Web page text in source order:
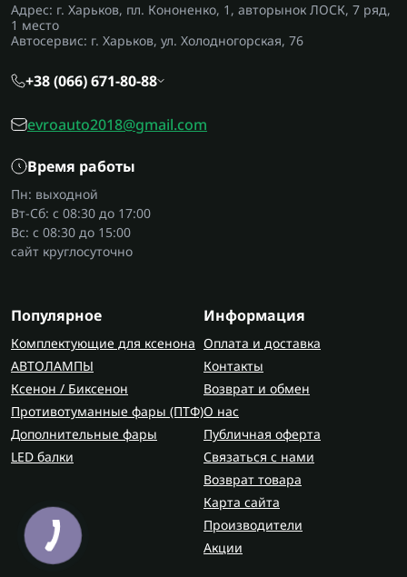
Адрес: г. Харьков, пл. Кононенко, 1, авторынок ЛОСК, 7 ряд,
1 место
Автосервис: г. Харьков, ул. Холодногорская, 76
+38 (066) 671-80-88
evroauto2018@gmail.com
Время работы
Пн: выходной
Вт-Сб: с 08:30 до 17:00
Вс: с 08:30 до 15:00
сайт круглосуточно
Популярное
Комплектующие для ксенона
АВТОЛАМПЫ
Ксенон / Биксенон
Противотуманные фары (ПТФ)
Дополнительные фары
LED балки
Информация
Оплата и доставка
Контакты
Возврат и обмен
О нас
Публичная оферта
Связаться с нами
Возврат товара
Карта сайта
Производители
Акции